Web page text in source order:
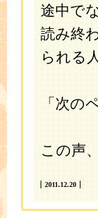
途中で
読み終
られる
「次の
この声
2011.12.20